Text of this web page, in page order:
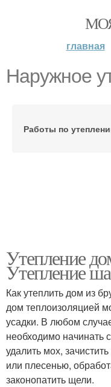
главная
Наружное
Работы по
Утепление
Утепление
Как утеплить дом из
дом теплоизоляцией
усадки. В любом
необходимо начинать
удалить мох,
или плесенью,
законопатить щели.